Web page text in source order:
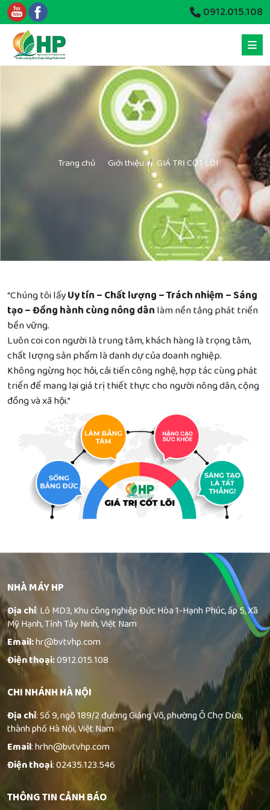
0912.015.108
Trang chủ Giới thiệu GIÁ TRỊ CỐT LÕI
“Chúng tôi lấyUy tín – Chất lượng – Trách nhiệm – Sáng
tạo – Đồng hành cùng nông dânlàm nền tảng phát triển
bền vững.
Luôn coi con người là trung tâm, khách hàng là trọng tâm,
chất lượng sản phẩm là danh dự của doanh nghiệp.
Không ngừng học hỏi, cải tiến công nghệ, hợp tác cùng phát
triển để mang lại giá trị thiết thực cho người nông dân, cộng
đồng và xã hội.”
NHÀ MÁY HP
Địa chỉ: Lô MD3, Khu công nghiệp Đức Hòa 1-Hạnh Phúc, ấp 5, Xã
Mỹ Hạnh, Tỉnh Tây Ninh, Việt Nam
Email:hr@bvtvhp.com
Điện thoại:0912.015.108
CHI NHÁNH HÀ NỘI
Địa chỉ: Số 9, ngõ 189/2 đường Giảng Võ, phường Ô Chợ Dừa,
thành phố Hà Nội, Việt Nam
Email: hrhn@bvtvhp.com
Điện thoại: 02435.123.546
THÔNG TIN CẢNH BÁO